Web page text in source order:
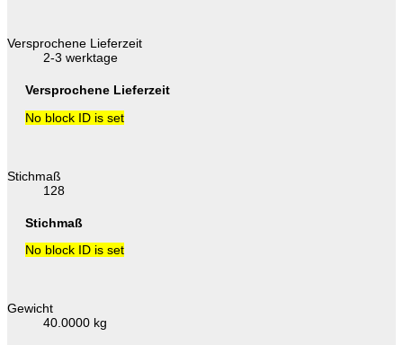
Versprochene Lieferzeit
2-3 werktage
Versprochene Lieferzeit
No block ID is set
Stichmaß
128
Stichmaß
No block ID is set
Gewicht
40.0000 kg